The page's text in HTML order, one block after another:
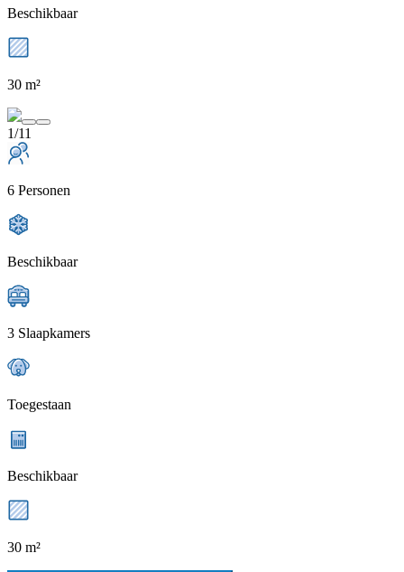
Beschikbaar
30 m²
1/11
6 Personen
Beschikbaar
3 Slaapkamers
Toegestaan
Beschikbaar
30 m²